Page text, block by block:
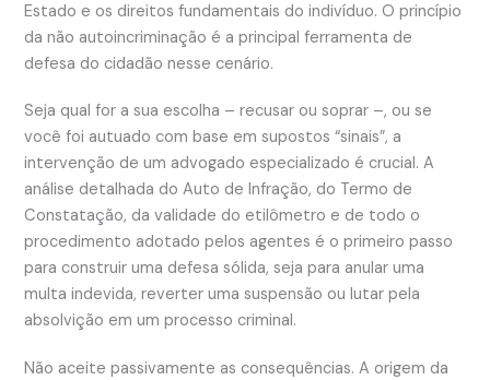
Estado e os direitos fundamentais do indivíduo. O princípio
da não autoincriminação é a principal ferramenta de
defesa do cidadão nesse cenário.
Seja qual for a sua escolha – recusar ou soprar –, ou se
você foi autuado com base em supostos “sinais”, a
intervenção de um advogado especializado é crucial. A
análise detalhada do Auto de Infração, do Termo de
Constatação, da validade do etilômetro e de todo o
procedimento adotado pelos agentes é o primeiro passo
para construir uma defesa sólida, seja para anular uma
multa indevida, reverter uma suspensão ou lutar pela
absolvição em um processo criminal.
Não aceite passivamente as consequências. A origem da